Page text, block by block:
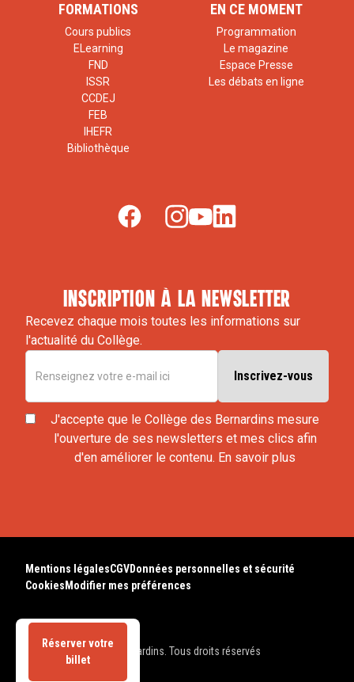
Réserver votre
billet
FORMATIONS
Cours publics
ELearning
FND
ISSR
CCDEJ
FEB
IHEFR
Bibliothèque
EN CE MOMENT
Programmation
Le magazine
Espace Presse
Les débats en ligne
inscription à la newsletter
Recevez chaque mois toutes les informations sur
l'actualité du Collège.
J'accepte que le Collège des Bernardins mesure
l'ouverture de ses newsletters et mes clics afin
d'en améliorer le contenu. En savoir plus
© 2025 Collège des Bernardins. Tous droits réservés
Mentions légalesCGVDonnées personnelles et sécurité
Cookies Modifier mes préférences